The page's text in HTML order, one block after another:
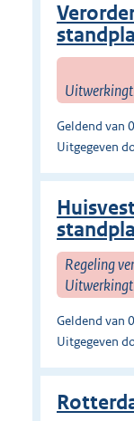
Geldend van
Uitgegeven
Regeling
Geldend van
Uitgegeven